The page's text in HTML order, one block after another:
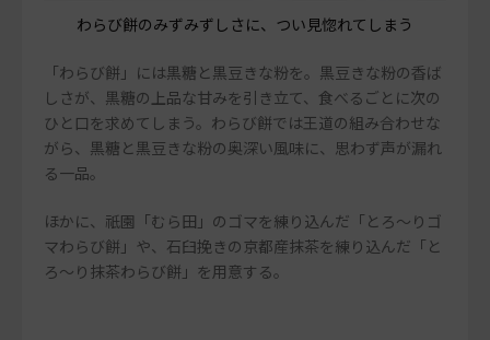
わらび餅のみずみずしさに、つい見惚れてしまう
「わらび餅」には黒糖と黒豆きな粉を。黒豆きな粉の香ば
しさが、黒糖の上品な甘みを引き立て、食べるごとに次の
ひと口を求めてしまう。わらび餅では王道の組み合わせな
がら、黒糖と黒豆きな粉の奥深い風味に、思わず声が漏れ
る一品。
ほかに、祇園「むら田」のゴマを練り込んだ「とろ～りゴ
マわらび餅」や、石臼挽きの京都産抹茶を練り込んだ「と
ろ～り抹茶わらび餅」を用意する。